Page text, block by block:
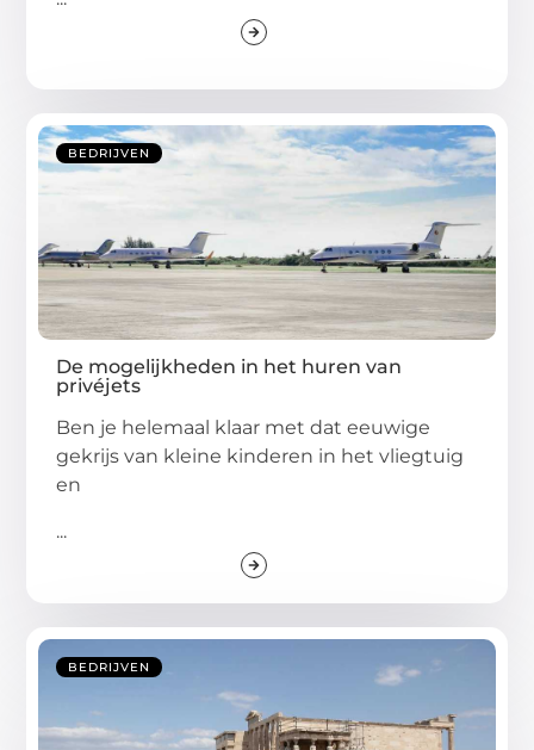
BEDRIJVEN
De mogelijkheden in het huren van
privéjets
Ben je helemaal klaar met dat eeuwige
gekrijs van kleine kinderen in het vliegtuig
en
...
BEDRIJVEN